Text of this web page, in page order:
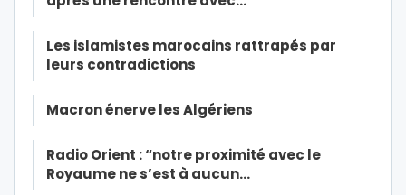
Les islamistes marocains rattrapés par
leurs contradictions
Macron énerve les Algériens
Radio Orient : “notre proximité avec le
Royaume ne s’est à aucun…